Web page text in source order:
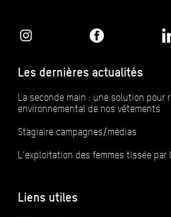
Les dernières actualités
La seconde main : une solution pour
environnemental de nos vêtements
Stagiaire campagnes/médias
L’exploitation des femmes tissée
Liens utiles